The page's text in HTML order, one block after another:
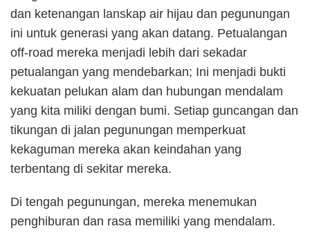
dan ketenangan lanskap air hijau dan pegunungan
ini untuk generasi yang akan datang. Petualangan
off-road mereka menjadi lebih dari sekadar
petualangan yang mendebarkan; Ini menjadi bukti
kekuatan pelukan alam dan hubungan mendalam
yang kita miliki dengan bumi. Setiap guncangan dan
tikungan di jalan pegunungan memperkuat
kekaguman mereka akan keindahan yang
terbentang di sekitar mereka.
Di tengah pegunungan, mereka menemukan
penghiburan dan rasa memiliki yang mendalam.